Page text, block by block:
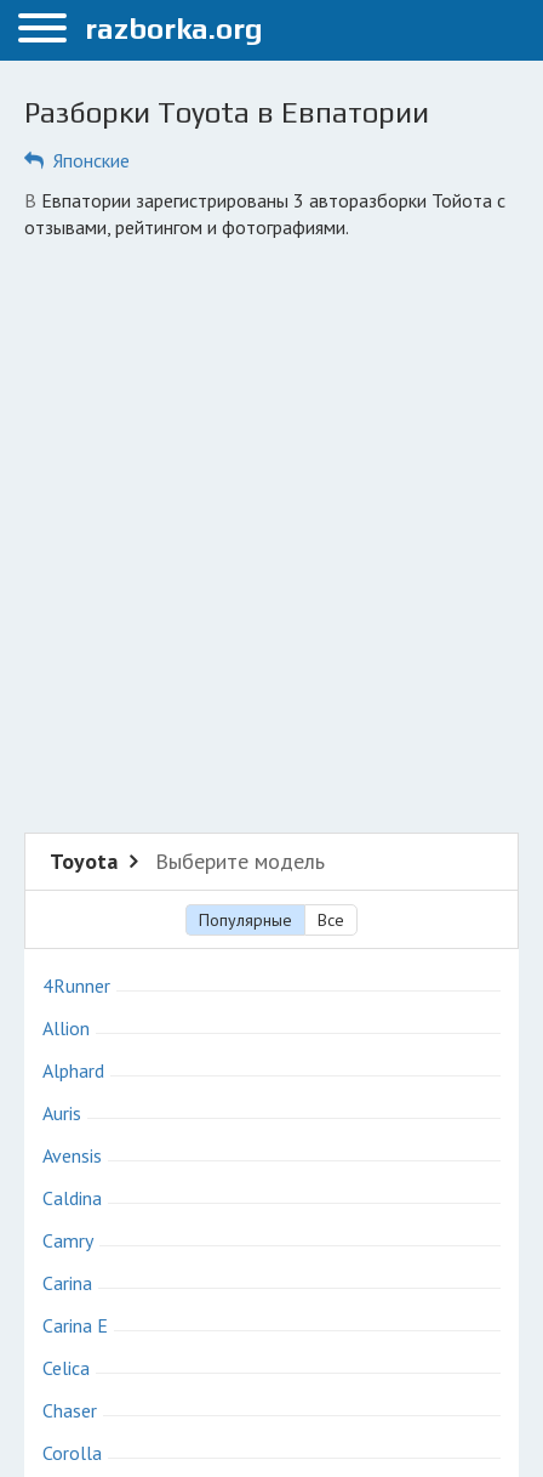
Меню
Евпатория
ПОЛЬЗОВАТЕЛЯМ
Каталог разборок
Разборки Toyota в Евпатории
Японские
в Евпатории зарегистрированы 3 авторазборки Тойота с
отзывами, рейтингом и фотографиями.
Toyota Выберите модель
Популярные Все
4Runner
Allion
Alphard
Auris
Avensis
Caldina
Camry
Carina
Carina E
Celica
Chaser
Corolla
razborka.org